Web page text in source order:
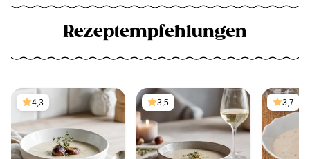
Rezeptempfehlungen
4,3 3,5 3,7